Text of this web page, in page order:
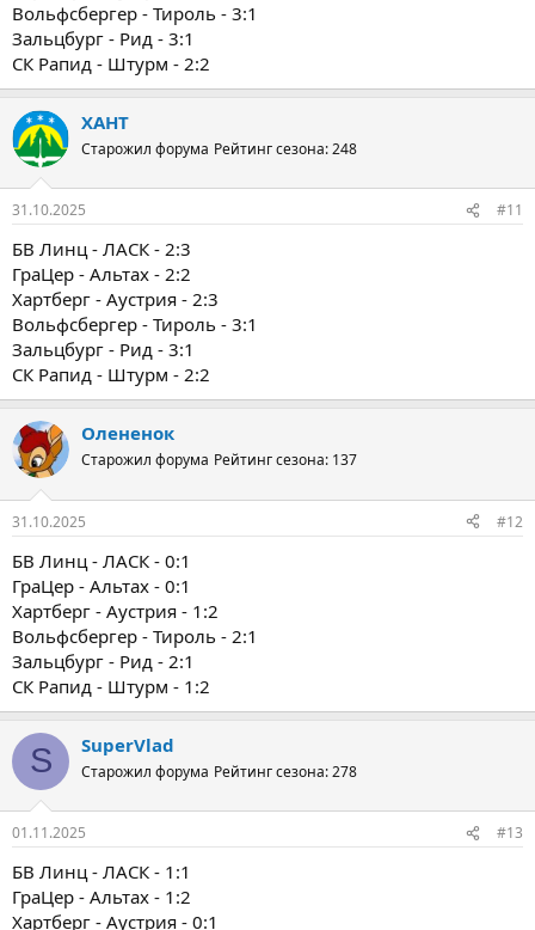
Вольфсбергер - Тироль - 3:1
Зальцбург - Рид - 3:1
СК Рапид - Штурм - 2:2
ХАНТ
Старожил форума Рейтинг сезона: 248
31.10.2025 #11
БВ Линц - ЛАСК - 2:3
ГраЦер - Альтах - 2:2
Хартберг - Аустрия - 2:3
Вольфсбергер - Тироль - 3:1
Зальцбург - Рид - 3:1
СК Рапид - Штурм - 2:2
Олененок
Старожил форума Рейтинг сезона: 137
31.10.2025 #12
БВ Линц - ЛАСК - 0:1
ГраЦер - Альтах - 0:1
Хартберг - Аустрия - 1:2
Вольфсбергер - Тироль - 2:1
Зальцбург - Рид - 2:1
СК Рапид - Штурм - 1:2
S SuperVlad
Старожил форума Рейтинг сезона: 278
01.11.2025 #13
БВ Линц - ЛАСК - 1:1
ГраЦер - Альтах - 1:2
Хартберг - Аустрия - 0:1